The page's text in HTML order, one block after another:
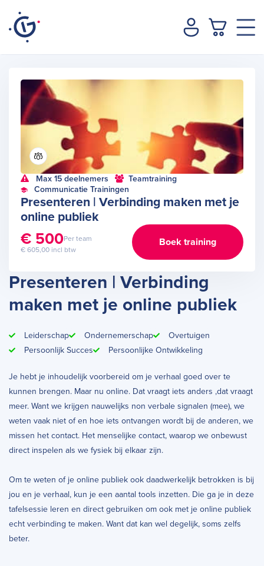
Max 15 deelnemers
Teamtraining
Communicatie Trainingen
Presenteren | Verbinding maken met je
online publiek
€ 500Per team
€ 605,00 incl btw
Boek training
Presenteren | Verbinding
maken met je online publiek
Leiderschap Ondernemerschap
Overtuigen
Persoonlijk Succes
Persoonlijke Ontwikkeling
Je hebt je inhoudelijk voorbereid om je verhaal goed over te
kunnen brengen. Maar nu online. Dat vraagt iets anders ,dat vraagt
meer. Want we krijgen nauwelijks non verbale signalen (mee), we
weten vaak niet of en hoe iets ontvangen wordt bij de anderen, we
missen het contact. Het menselijke contact, waarop we onbewust
direct inspelen als we fysiek bij elkaar zijn.
Om te weten of je online publiek ook daadwerkelijk betrokken is bij
jou en je verhaal, kun je een aantal tools inzetten. Die ga je in deze
tafelsessie leren en direct gebruiken om ook met je online publiek
echt verbinding te maken. Want dat kan wel degelijk, soms zelfs
beter.